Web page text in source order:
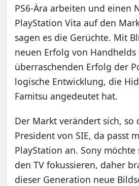
PS6-Ära arbeiten und einen
PlayStation Vita auf den
sagen es die Gerüchte. Mit
neuen Erfolg von
überraschenden Erfolg der
logische Entwicklung, die
Famitsu angedeutet hat.
Der Markt verändert sich, so
President von SIE, da passt
PlayStation an. Sony
den TV fokussieren, daher
dieser Generation neue